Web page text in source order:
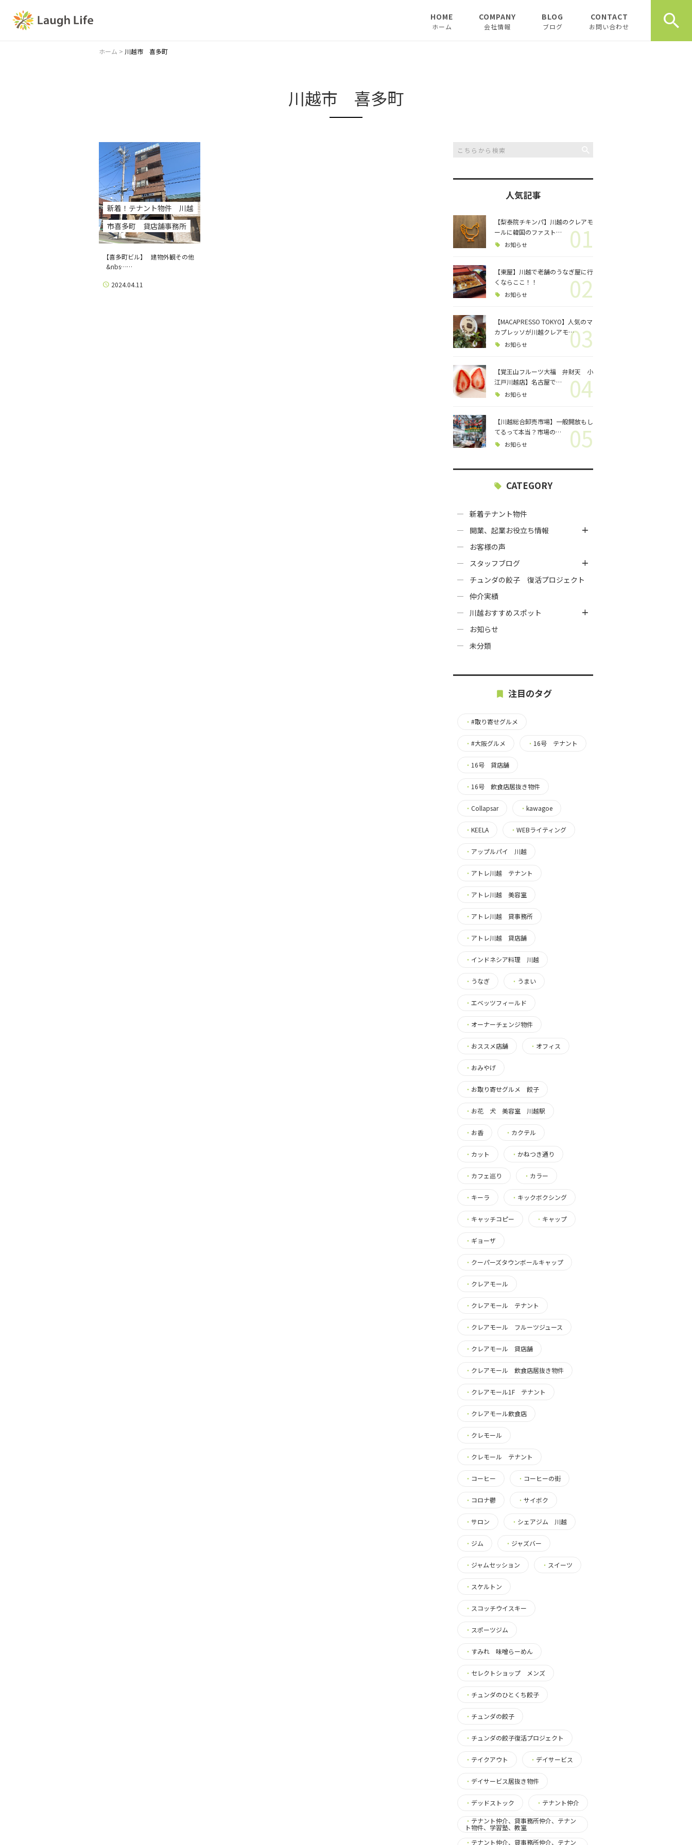
HOME
ホーム
COMPANY
会社情報
BLOG
ブログ
チュンダの餃子 復活プ
ロジェクト
CONTACT
お問い合わせ
ホーム > 川越市 喜多町
川越市 喜多町
新着！テナント物件 川越
市喜多町 貸店舗事務所
【喜多町ビル】 建物外観その他
&nbs……
2024.04.11
人気記事
【梨泰院チキンパ】川越のクレアモ
ールに韓国のファスト…
お知らせ 01
【東屋】川越で老舗のうなぎ屋に行
くならここ！！
お知らせ 02
【MACAPRESSO TOKYO】人気のマ
カプレッソが川越クレアモ…
お知らせ 03
【覚王山フルーツ大福 弁財天 小
江戸川越店】名古屋で…
お知らせ 04
【川越総合卸売市場】一般開放もし
てるって本当？市場の…
お知らせ 05
CATEGORY
新着テナント物件
開業、起業お役立ち情報
お客様の声
スタッフブログ
チュンダの餃子 復活プロジェクト
仲介実績
川越おすすめスポット
お知らせ
未分類
注目のタグ
・ #取り寄せグルメ
・ #大阪グルメ ・ 16号 テナント
・ 16号 貸店舗
・ 16号 飲食店居抜き物件
・ Collapsar ・ kawagoe
・ KEELA ・ WEBライティング
・ アップルパイ 川越
・ アトレ川越 テナント
・ アトレ川越 美容室
・ アトレ川越 貸事務所
・ アトレ川越 貸店舗
・ インドネシア料理 川越
・ うなぎ ・ うまい
・ エベッツフィールド
・ オーナーチェンジ物件
・ おススメ店舗 ・ オフィス
・ おみやげ
・ お取り寄せグルメ 餃子
・ お花 犬 美容室 川越駅
・ お香 ・ カクテル
・ カット ・ かねつき通り
・ カフェ巡り ・ カラー
・ キーラ ・ キックボクシング
・ キャッチコピー ・ キャップ
・ ギョーザ
・ クーパーズタウンボールキャップ
・ クレアモール
・ クレアモール テナント
・ クレアモール フルーツジュース
・ クレアモール 貸店舗
・ クレアモール 飲食店居抜き物件
・ クレアモール1F テナント
・ クレアモール飲食店
・ クレモール
・ クレモール テナント
・ コーヒー ・ コーヒーの街
・ コロナ鬱 ・ サイボク
・ サロン ・ シェアジム 川越
・ ジム ・ ジャズバー
・ ジャムセッション ・ スイーツ
・ スケルトン
・ スコッチウイスキー
・ スポーツジム
・ すみれ 味噌らーめん
・ セレクトショップ メンズ
・ チュンダのひとくち餃子
・ チュンダの餃子
・ チュンダの餃子復活プロジェクト
・ テイクアウト ・ デイサービス
・ デイサービス居抜き物件
・ デッドストック ・ テナント仲介
・ テナント仲介、貸事務所仲介、テナン
ト物件、学習塾、教室
・ テナント仲介、貸事務所仲介、テナン